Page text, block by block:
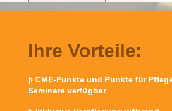
Ihre Vorteile:
þ CME-Punkte und Punkte für
Seminare verfügbar